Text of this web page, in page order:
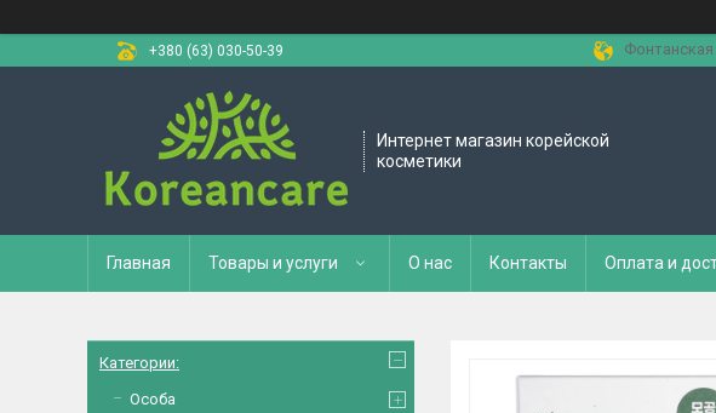
+380 (63) 030-50-39
Фонтанская
Интернет магазин корейской
косметики
Главная Товары и услуги О нас Контакты Оплата и
Категории:
Особа